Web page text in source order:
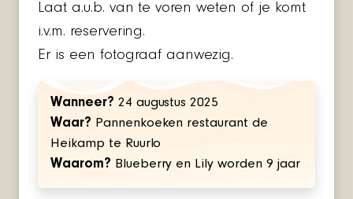
Laat a.u.b. van te voren weten of je komt
i.v.m. reservering.
Er is een fotograaf aanwezig.
Wanneer? 24 augustus 2025
Waar? Pannenkoeken restaurant de
Heikamp te Ruurlo
Waarom? Blueberry en Lily worden 9 jaar